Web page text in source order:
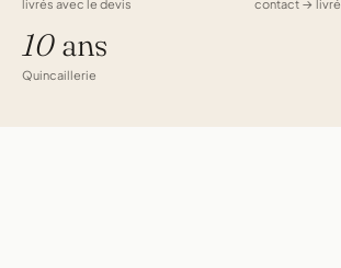
livrés avec le devis
contact → livré
10 ans
Quincaillerie